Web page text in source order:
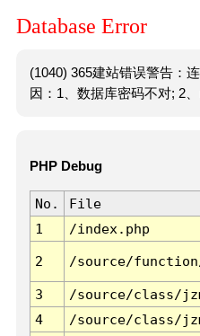
Database Error
(1040) 365建站错误警告：
因：1、数据库密码不对; 2、
PHP Debug
No. File
1
/index.php
2 /source/
3 /source/class/
4
/source/class/